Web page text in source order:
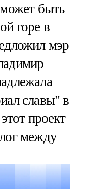
быть
горе в
мэр
славы" в
проект
между